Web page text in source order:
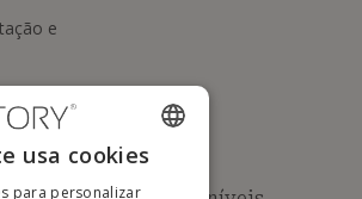
e
ENGLISH
usa cookies
para personalizar